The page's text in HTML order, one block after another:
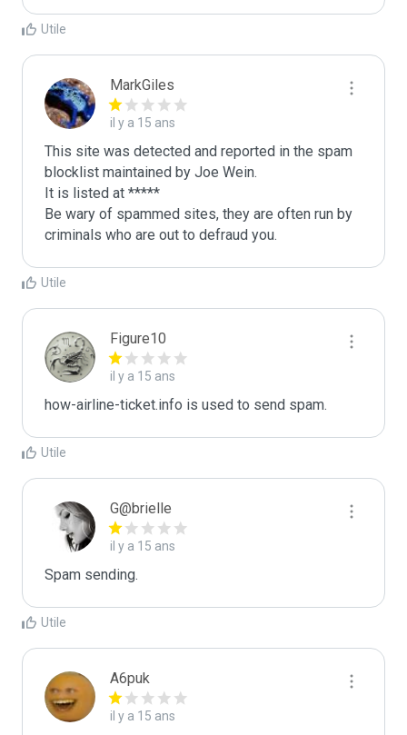
Utile
MarkGiles
il y a 15 ans
This site was detected and reported in the spam
blocklist maintained by Joe Wein.
It is listed at *****
Be wary of spammed sites, they are often run by
criminals who are out to defraud you.
Utile
Figure10
il y a 15 ans
how-airline-ticket.info is used to send spam.
Utile
G@brielle
il y a 15 ans
Spam sending.
Utile
A6puk
il y a 15 ans